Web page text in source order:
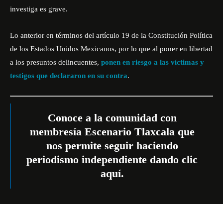
investiga es grave.
Lo anterior en términos del artículo 19 de la Constitución Política
de los Estados Unidos Mexicanos, por lo que al poner en libertad
a los presuntos delincuentes, ponen en riesgo a las víctimas y
testigos que declararon en su contra.
Conoce a la comunidad con
membresía Escenario Tlaxcala que
nos permite seguir haciendo
periodismo independiente dando clic
aquí.